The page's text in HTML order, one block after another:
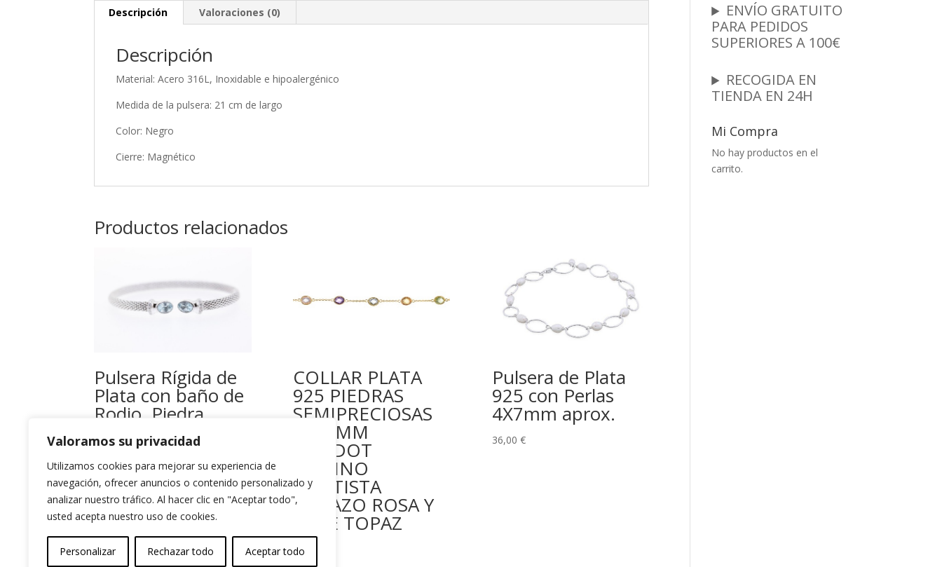
Valoramos su privacidad
Utilizamos cookies para mejorar su experiencia de
navegación, ofrecer anuncios o contenido personalizado y
analizar nuestro tráfico. Al hacer clic en "Aceptar todo",
usted acepta nuestro uso de cookies.
Personalizar Rechazar todo Aceptar todo
Descripción Valoraciones (0)
Descripción
Material: Acero 316L, Inoxidable e hipoalergénico
Medida de la pulsera: 21 cm de largo
Color: Negro
Cierre: Magnético
Productos relacionados
Pulsera Rígida de
Plata con baño de
Rodio. Piedra
natural y circonita.
COLLAR PLATA
925 PIEDRAS
SEMIPRECIOSAS
7X10MM
PERIDOT
CITRINO
AMATISTA
CURAZO ROSA Y
BLUE TOPAZ
71,99
Pulsera de Plata
925 con Perlas
4X7mm aprox.
36,00 €
ENVÍO GRATUITO
PARA PEDIDOS
SUPERIORES A 100€
RECOGIDA EN
TIENDA EN 24H
Mi Compra
No hay productos en el
carrito.